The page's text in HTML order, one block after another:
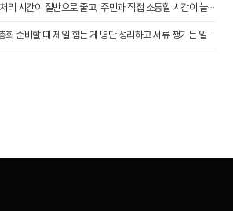
"민원 처리 시간이 절반으로 줄고, 주민과 직접 소통할 시간이 늘었습니다. 기술이 일을 대신해주니, 이제 더 중요한 ‘사람’을 챙길 수 있게 됐습니다."
"정기총회 준비할 때 제일 힘든 게 명단 정리하고 서류 챙기는 일이거든요. 전자투표로 진행하니까 종이 정리할 일이 거의 없어졌습니다."